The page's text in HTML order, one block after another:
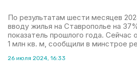
По результатам шести месяцев
вводу жилья на Ставрополье на
показатель прошлого года. Сейчас
1 млн кв. м, сообщили в минстрое
26 июля 2024, 16:33